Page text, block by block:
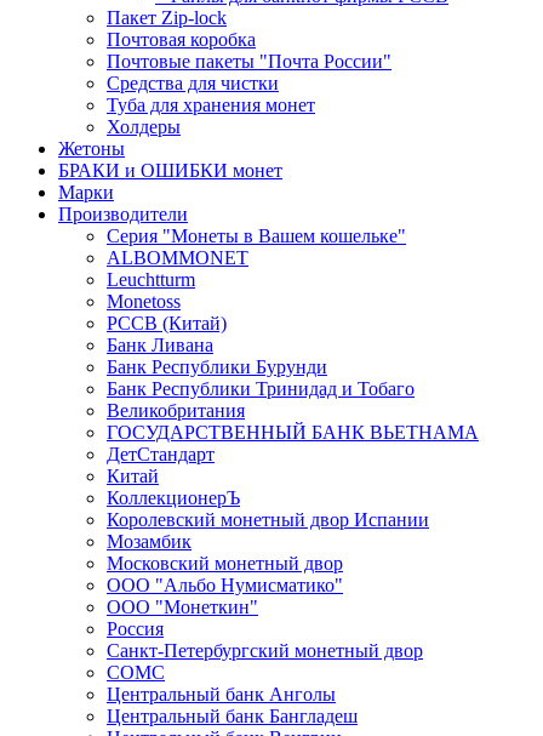
Пакет Zip-lock
Почтовая коробка
Почтовые пакеты "Почта России"
Средства для чистки
Туба для хранения монет
Холдеры
Жетоны
БРАКИ и ОШИБКИ монет
Марки
Производители
Серия "Монеты в Вашем кошельке"
ALBOMMONET
Leuchtturm
Monetoss
PCCB (Китай)
Банк Ливана
Банк Республики Бурунди
Банк Республики Тринидад и Тобаго
Великобритания
ГОСУДАРСТВЕННЫЙ БАНК ВЬЕТНАМА
ДетСтандарт
Китай
КоллекционерЪ
Королевский монетный двор Испании
Мозамбик
Московский монетный двор
ООО "Альбо Нумисматико"
ООО "Монеткин"
Россия
Санкт-Петербургский монетный двор
СОМС
Центральный банк Анголы
Центральный банк Бангладеш